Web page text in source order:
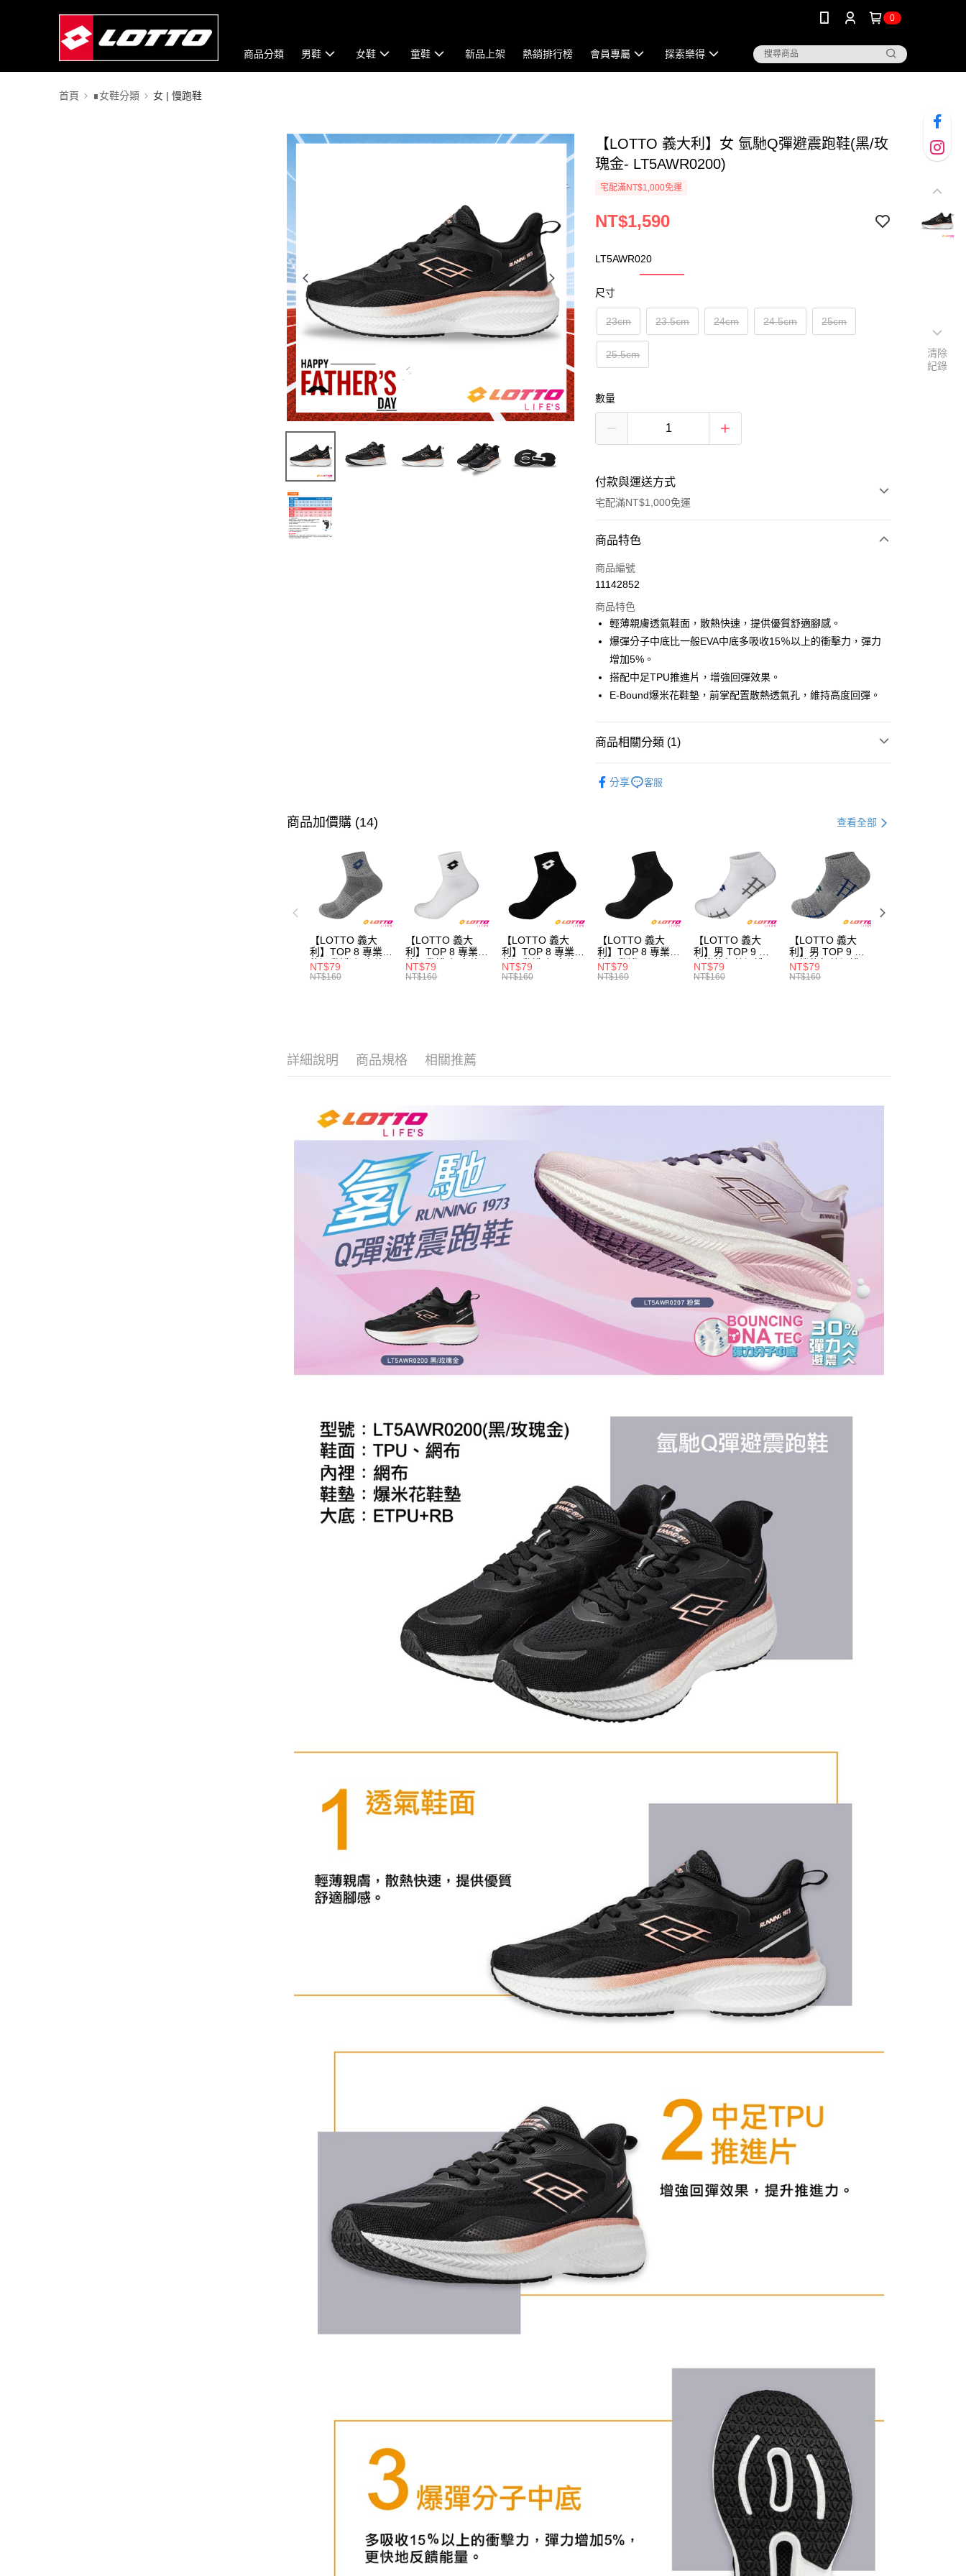
0
商品分類 男鞋 女鞋 童鞋 新品上架 熱銷排行榜 會員專屬 探索樂得
首頁 ∎女鞋分類 女 | 慢跑鞋
【LOTTO 義大利】女 氫馳Q彈避震跑鞋(黑/玫
瑰金- LT5AWR0200)
宅配滿NT$1,000免運
NT$1,590
LT5AWR020
尺寸
23cm 23.5cm 24cm 24.5cm 25cm
25.5cm
數量
付款與運送方式
宅配滿NT$1,000免運
付款方式
信用卡一次付款
Apple Pay
街口支付
悠遊付
全盈+PAY
每筆NT$80，滿NT$3,000(含以上)免運費
付款後7-11取貨
每筆NT$80，滿NT$1,500(含以上)免運費
宅配
每筆NT$80，滿NT$1,000(含以上)免運費
商品特色
商品編號
11142852
商品特色
輕薄親膚透氣鞋面，散熱快速，提供優質舒適腳感。
爆彈分子中底比一般EVA中底多吸收15％以上的衝擊力，彈力
增加5%。
搭配中足TPU推進片，增強回彈效果。
E-Bound爆米花鞋墊，前掌配置散熱透氣孔，維持高度回彈。
商品相關分類 (1)
分享
客服
商品加價購 (14) 查看全部
【LOTTO 義大
利】TOP 8 專業機
能運動襪-加大款
(灰藍-
NT$79
NT$160
【LOTTO 義大
利】TOP 8 專業機
能運動襪-加大款
(白/黑-
NT$79
NT$160
【LOTTO 義大
利】TOP 8 專業機
能運動襪-加大款
(黑/白-
NT$79
NT$160
【LOTTO 義大
利】TOP 8 專業機
能運動襪(黑/黑-
LT9CMW8860)
NT$79
NT$160
【LOTTO 義大
利】男 TOP 9 彈
力機能氣墊裸襪
(白-
NT$79
NT$160
【LOTTO 義大
利】男 TOP 9 彈
力機能氣墊裸襪
(灰-
NT$79
NT$160
詳細說明 商品規格 相關推薦
清除
紀錄